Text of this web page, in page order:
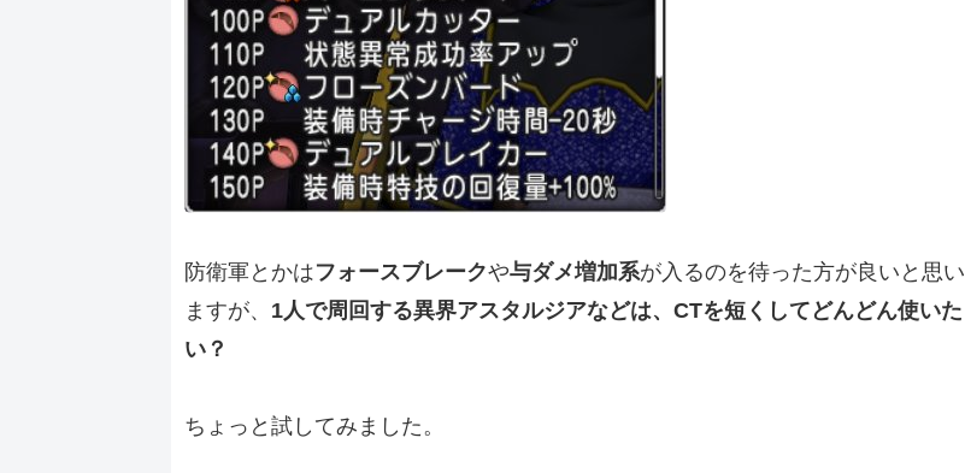
防衛軍とかはフォースブレークや与ダメ増加系が入るのを待った方が良いと思い
ますが、 1人で周回する異界アスタルジアなどは、CTを短くしてどんどん使いた
い？
ちょっと試してみました。